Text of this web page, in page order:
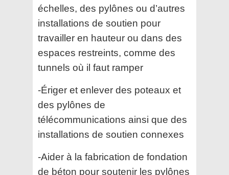
échelles, des pylônes ou d’autres
installations de soutien pour
travailler en hauteur ou dans des
espaces restreints, comme des
tunnels où il faut ramper
-Ériger et enlever des poteaux et
des pylônes de
télécommunications ainsi que des
installations de soutien connexes
-Aider à la fabrication de fondation
de béton pour soutenir les pylônes